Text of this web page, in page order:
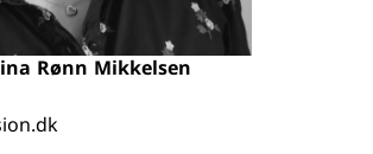
Rønn Mikkelsen